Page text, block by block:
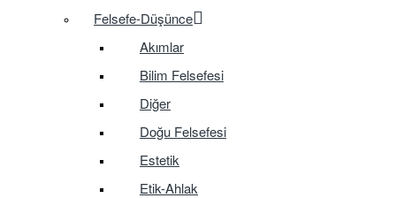
Felsefe-Düşünce
Akımlar
Bilim Felsefesi
Diğer
Doğu Felsefesi
Estetik
Etik-Ahlak